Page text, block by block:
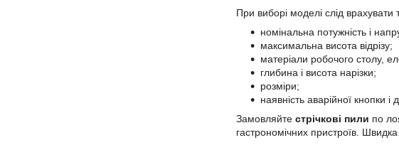
При виборі моделі слід врахувати
номінальна потужність і
максимальна висота відрізу;
матеріали робочого столу,
глибина і висота нарізки;
розміри;
наявність аварійної кнопки і
Замовляйте стрічкові пили по
гастрономічних пристроїв.